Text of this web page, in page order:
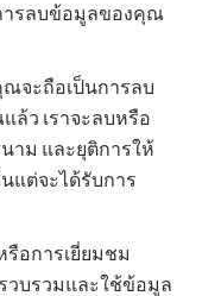
ารลบข้อมูลของคุณ
จะถือเป็นการลบ
ว เราจะลบหรือ
ม และยุติการให้
แต่จะได้รับการ
รือการเยี่ยมชม
วบรวมและใช้ข้อมูล